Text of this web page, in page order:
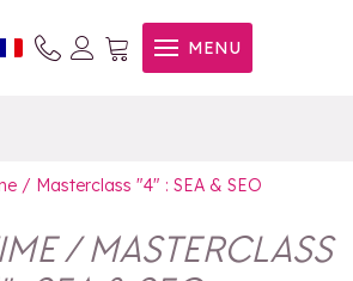
MENU
/ Masterclass "4"
/ Masterclass "4" : SEA & SEO
/ MASTERCLASS